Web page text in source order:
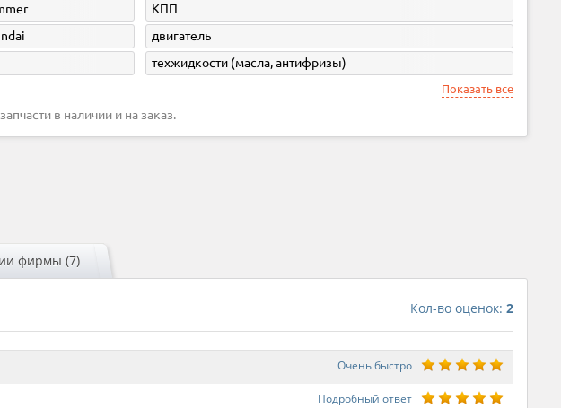
КПП
двигатель
техжидкости (масла, антифризы)
Показать все
в наличии и на заказ.
фирмы (7)
Кол-во оценок: 2
Очень быстро
Подробный ответ